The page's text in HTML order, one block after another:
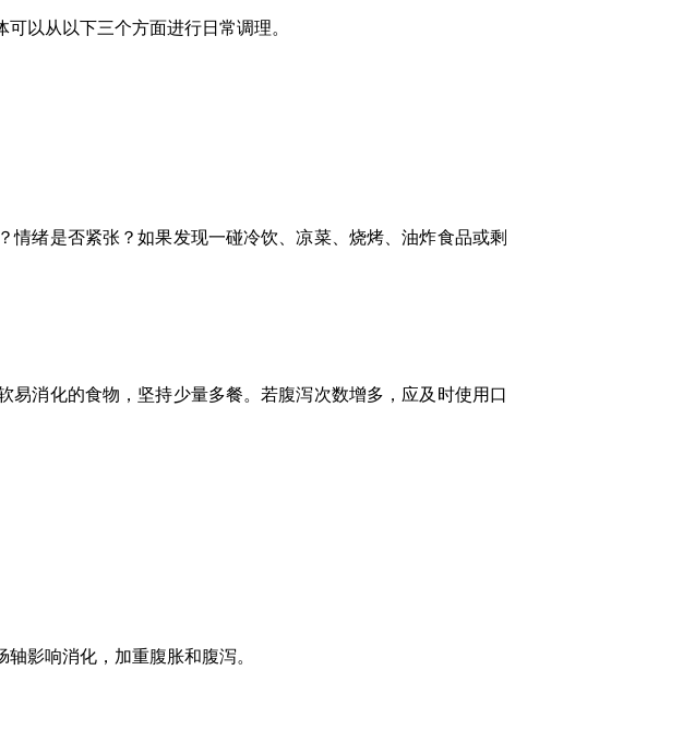
以从以下三个方面进行日常调理。
绪是否紧张？如果发现一碰冷饮、凉菜、烧烤、油炸食品或剩
消化的食物，坚持少量多餐。若腹泻次数增多，应及时使用口
影响消化，加重腹胀和腹泻。